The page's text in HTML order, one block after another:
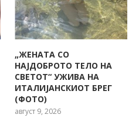
„ЖЕНАТА СО
НАЈДОБРОТО ТЕЛО НА
СВЕТОТ“ УЖИВА НА
ИТАЛИЈАНСКИОТ БРЕГ
(ФОТО)
август 9, 2026